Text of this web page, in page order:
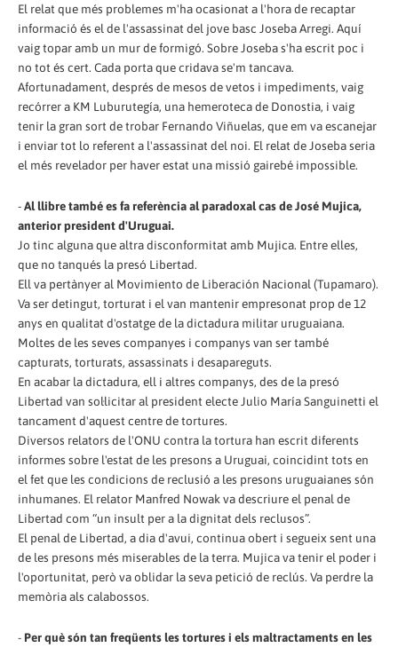
El relat que més problemes m'ha ocasionat a l'hora de recaptar
informació és el de l'assassinat del jove basc Joseba Arregi. Aquí
vaig topar amb un mur de formigó. Sobre Joseba s'ha escrit poc i
no tot és cert. Cada porta que cridava se'm tancava.
Afortunadament, després de mesos de vetos i impediments, vaig
recórrer a KM Luburutegía, una hemeroteca de Donostia, i vaig
tenir la gran sort de trobar Fernando Viñuelas, que em va escanejar
i enviar tot lo referent a l'assassinat del noi. El relat de Joseba seria
el més revelador per haver estat una missió gairebé impossible.
-Al llibre també es fa referència al paradoxal cas de José Mujica,
anterior president d'Uruguai.
Jo tinc alguna que altra disconformitat amb Mujica. Entre elles,
que no tanqués la presó Libertad.
Ell va pertànyer al Movimiento de Liberación Nacional (Tupamaro).
Va ser detingut, torturat i el van mantenir empresonat prop de 12
anys en qualitat d'ostatge de la dictadura militar uruguaiana.
Moltes de les seves companyes i companys van ser també
capturats, torturats, assassinats i desapareguts.
En acabar la dictadura, ell i altres companys, des de la presó
Libertad van sol·licitar al president electe Julio María Sanguinetti el
tancament d'aquest centre de tortures.
Diversos relators de l'ONU contra la tortura han escrit diferents
informes sobre l'estat de les presons a Uruguai, coincidint tots en
el fet que les condicions de reclusió a les presons uruguaianes són
inhumanes. El relator Manfred Nowak va descriure el penal de
Libertad com “un insult per a la dignitat dels reclusos”.
El penal de Libertad, a dia d'avui, continua obert i segueix sent una
de les presons més miserables de la terra. Mujica va tenir el poder i
l'oportunitat, però va oblidar la seva petició de reclús. Va perdre la
memòria als calabossos.
- Per què són tan freqüents les tortures i els maltractaments en les